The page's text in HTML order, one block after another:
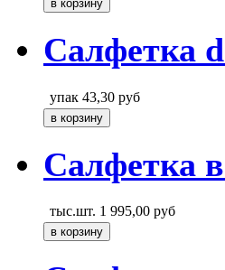
Салфетка
упак 43,30 руб
Салфетка
тыс.шт. 1 995,00 руб